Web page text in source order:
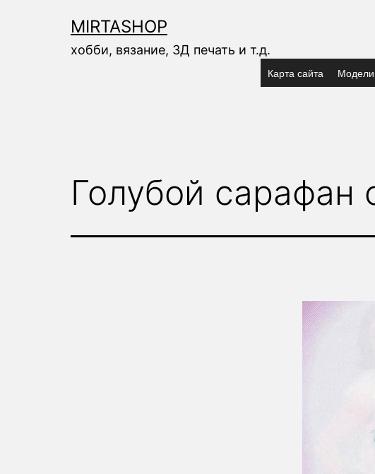
содержимому
MIRTASHOP
хобби, вязание, 3Д печать и т.д.
Карта сайта
Голубой